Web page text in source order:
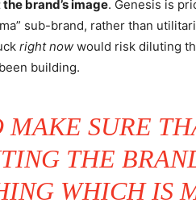
brand’s image. Genesis is
sub-brand, rather than
right now would risk diluting
building.
MAKE SURE
THE
WHICH IS